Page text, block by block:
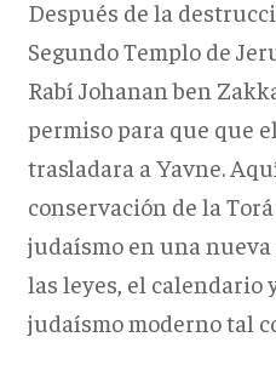
Después de la
Segundo Templo de
Rabí Johanan ben
permiso para que que
trasladara a Yavne.
conservación de la
judaísmo en una
las leyes, el calendario
judaísmo moderno tal